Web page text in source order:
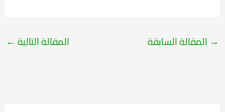
→ المقالة السابقة المقالة التالية←